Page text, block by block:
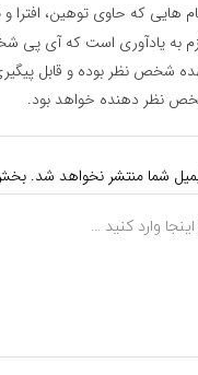
هایی که حاوی توهین، افترا
به یادآوری است که آی
شخص نظر بوده و قابل
نظر دهنده خواهد بود.
شما منتشر نخواهد شد.